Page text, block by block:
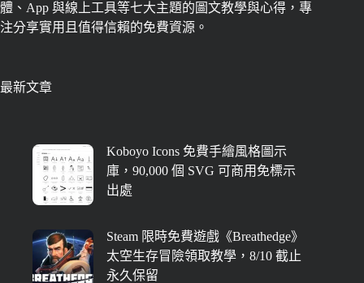
體、App 與線上工具等七大主題的圖文教學與心得，專
注分享實用且值得信賴的免費資源。
最新文章
Koboyo Icons 免費手繪風格圖示
庫，90,000 個 SVG 可商用免標示
出處
Steam 限時免費遊戲《Breathedge》
太空生存冒險領取教學，8/10 截止
永久保留